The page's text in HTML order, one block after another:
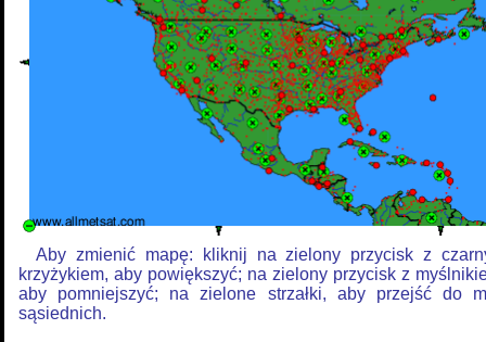
Aby zmienić mapę: kliknij na zielony przycisk z
krzyżykiem, aby powiększyć; na zielony przycisk z
aby pomniejszyć; na zielone strzałki, aby przejść do
sąsiednich.